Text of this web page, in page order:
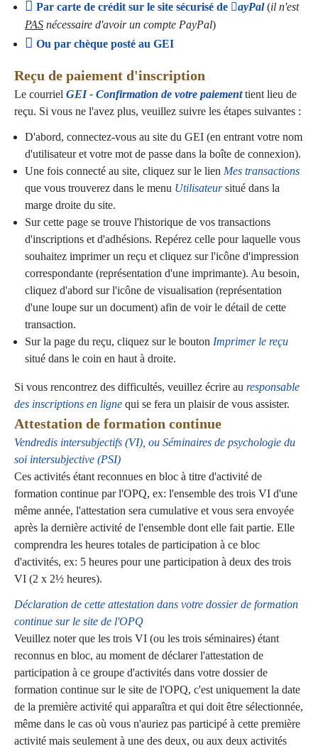
Par carte de crédit sur le site sécurisé de ayPal(il n'est
PAS nécessaire d'avoir un compte PayPal)
Ou par chèque posté au GEI
Reçu de paiement d'inscription
Le courriel GEI - Confirmation de votre paiementtient lieu de
reçu. Si vous ne l'avez plus, veuillez suivre les étapes suivantes :
D'abord, connectez-vous au site du GEI (en entrant votre nom
d'utilisateur et votre mot de passe dans la boîte de connexion).
Une fois connecté au site, cliquez sur le lien Mes transactions
que vous trouverez dans le menu Utilisateursitué dans la
marge droite du site.
Sur cette page se trouve l'historique de vos transactions
d'inscriptions et d'adhésions. Repérez celle pour laquelle vous
souhaitez imprimer un reçu et cliquez sur l'icône d'impression
correspondante (représentation d'une imprimante). Au besoin,
cliquez d'abord sur l'icône de visualisation (représentation
d'une loupe sur un document) afin de voir le détail de cette
transaction.
Sur la page du reçu, cliquez sur le bouton Imprimer le reçu
situé dans le coin en haut à droite.
Si vous rencontrez des difficultés, veuillez écrire au responsable
des inscriptions en ligne qui se fera un plaisir de vous assister.
Attestation de formation continue
Vendredis intersubjectifs (VI), ou Séminaires de psychologie du
soi intersubjective (PSI)
Ces activités étant reconnues en bloc à titre d'activité de
formation continue par l'OPQ, ex: l'ensemble des trois VI d'une
même année, l'attestation sera cumulative et vous sera envoyée
après la dernière activité de l'ensemble dont elle fait partie. Elle
comprendra les heures totales de participation à ce bloc
d'activités, ex: 5 heures pour une participation à deux des trois
VI (2 x 2½ heures).
Déclaration de cette attestation dans votre dossier de formation
continue sur le site de l'OPQ
Veuillez noter que les trois VI (ou les trois séminaires) étant
reconnus en bloc, au moment de déclarer l'attestation de
participation à ce groupe d'activités dans votre dossier de
formation continue sur le site de l'OPQ, c'est uniquement la date
de la première activité qui apparaîtra et qui doit être sélectionnée,
même dans le cas où vous n'auriez pas participé à cette première
activité mais seulement à une des deux, ou aux deux activités